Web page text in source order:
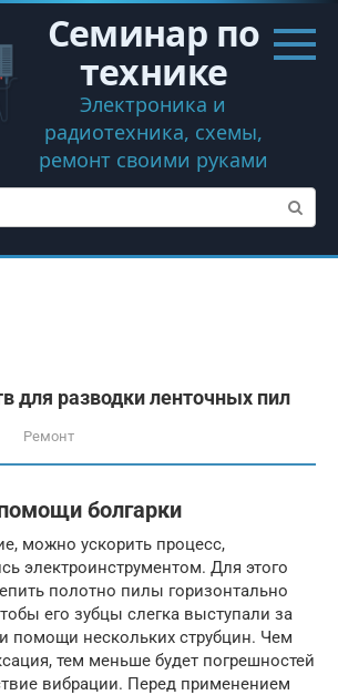
Семинар по
технике
Электроника и
радиотехника, схемы,
ремонт своими руками
для разводки ленточных пил
Ремонт
болгарки
можно ускорить процесс,
электроинструментом. Для этого
полотно пилы горизонтально
его зубцы слегка выступали за
помощи нескольких струбцин. Чем
тем меньше будет погрешностей
вибрации. Перед применением